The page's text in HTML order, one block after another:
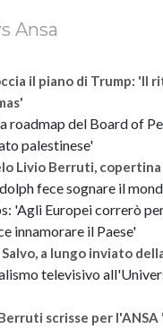
Ansa
il piano di Trump: 'Il
roadmap del Board of
palestinese'
Livio Berruti,
fece sognare il
'Agli Europei correrò
innamorare il Paese'
a lungo inviato
televisivo
scrisse per